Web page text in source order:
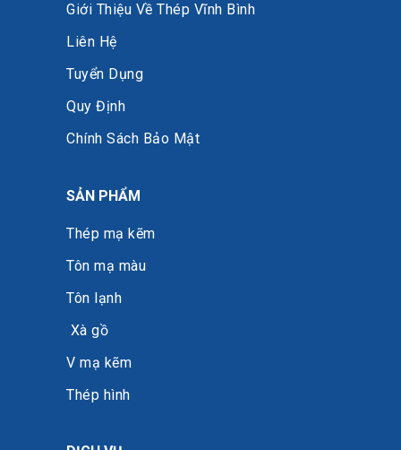
Giới Thiệu Về Thép Vĩnh Bình
Liên Hệ
Tuyển Dụng
Quy Định
Chính Sách Bảo Mật
SẢN PHẨM
Thép mạ kẽm
Tôn mạ màu
Tôn lạnh
Xà gồ
V mạ kẽm
Thép hình